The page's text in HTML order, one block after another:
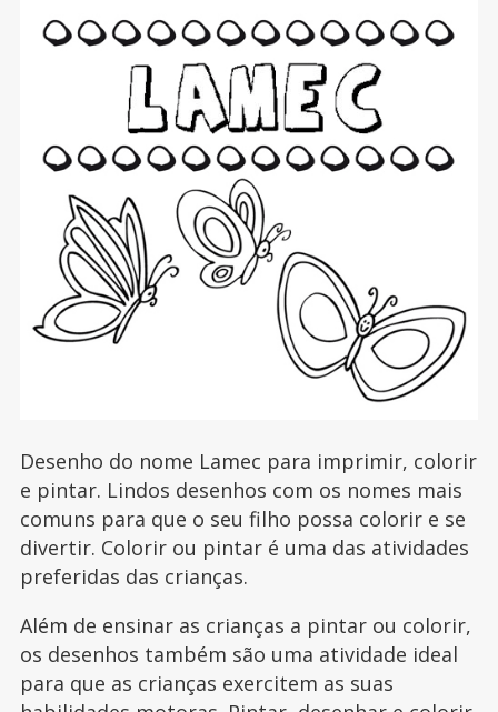
Desenho do nome Lamec para imprimir, colorir
e pintar. Lindos desenhos com os nomes mais
comuns para que o seu filho possa colorir e se
divertir. Colorir ou pintar é uma das atividades
preferidas das crianças.
Além de ensinar as crianças a pintar ou colorir,
os desenhos também são uma atividade ideal
para que as crianças exercitem as suas